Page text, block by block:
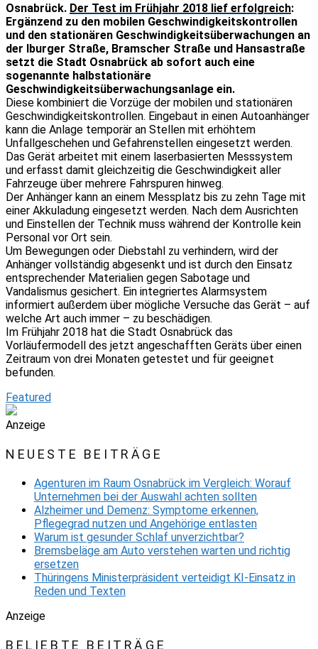
Osnabrück. Der Test im Frühjahr 2018 lief erfolgreich:
Ergänzend zu den mobilen Geschwindigkeitskontrollen
und den stationären Geschwindigkeitsüberwachungen an
der Iburger Straße, Bramscher Straße und Hansastraße
setzt die Stadt Osnabrück ab sofort auch eine
sogenannte halbstationäre
Geschwindigkeitsüberwachungsanlage ein.
Diese kombiniert die Vorzüge der mobilen und stationären
Geschwindigkeitskontrollen. Eingebaut in einen Autoanhänger
kann die Anlage temporär an Stellen mit erhöhtem
Unfallgeschehen und Gefahrenstellen eingesetzt werden.
Das Gerät arbeitet mit einem laserbasierten Messsystem
und erfasst damit gleichzeitig die Geschwindigkeit aller
Fahrzeuge über mehrere Fahrspuren hinweg.
Der Anhänger kann an einem Messplatz bis zu zehn Tage mit
einer Akkuladung eingesetzt werden. Nach dem Ausrichten
und Einstellen der Technik muss während der Kontrolle kein
Personal vor Ort sein.
Um Bewegungen oder Diebstahl zu verhindern, wird der
Anhänger vollständig abgesenkt und ist durch den Einsatz
entsprechender Materialien gegen Sabotage und
Vandalismus gesichert. Ein integriertes Alarmsystem
informiert außerdem über mögliche Versuche das Gerät – auf
welche Art auch immer – zu beschädigen.
Im Frühjahr 2018 hat die Stadt Osnabrück das
Vorläufermodell des jetzt angeschafften Geräts über einen
Zeitraum von drei Monaten getestet und für geeignet
befunden.
Featured
Anzeige
NEUESTE BEITRÄGE
Agenturen im Raum Osnabrück im Vergleich: Worauf
Unternehmen bei der Auswahl achten sollten
Alzheimer und Demenz: Symptome erkennen,
Pflegegrad nutzen und Angehörige entlasten
Warum ist gesunder Schlaf unverzichtbar?
Bremsbeläge am Auto verstehen warten und richtig
ersetzen
Thüringens Ministerpräsident verteidigt KI-Einsatz in
Reden und Texten
Anzeige
BELIEBTE BEITRÄGE